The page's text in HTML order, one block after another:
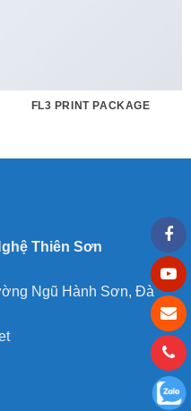
FL3 PRINT PACKAGE
Thiên Sơn
Ngũ Hành Sơn, Đà